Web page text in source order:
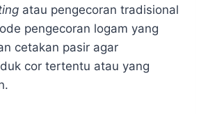
atau pengecoran tradisional
pengecoran logam yang
cetakan pasir agar
cor tertentu atau yang